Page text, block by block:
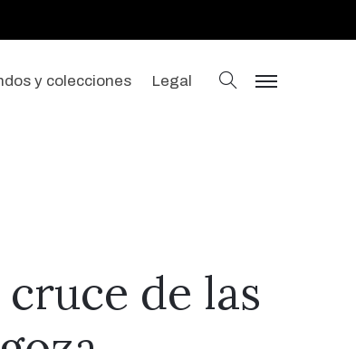
y colecciones Legal buscar
menu
de las